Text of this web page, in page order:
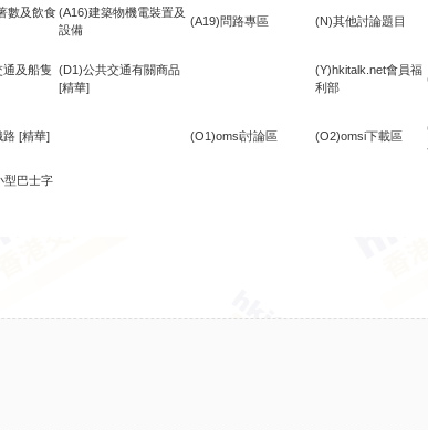
數及飲食(A16)建築物機電裝置及
設備
(A19)問路專區 (N)其他討論題目
及船隻 (D1)公共交通有關商品
[精華]
(Y)hkitalk.net會員福
利部
路 [精華] (O1)omsi討論區 (O2)omsi下載區
型巴士字